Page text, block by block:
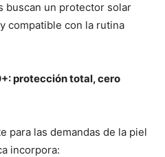
buscan un protector solar
compatible con la rutina
protección total, cero
para las demandas de la piel
incorpora: